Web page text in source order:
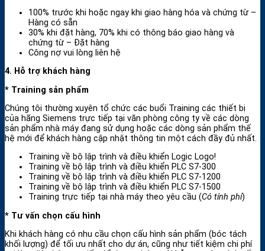
100% trước khi hoặc ngay khi giao hàng hóa và chứng từ –
Hàng có sẵn
30% khi đặt hàng, 70% khi có thông báo giao hàng và
chứng từ – Đặt hàng
Công nợ vui lòng liên hệ
4. Hỗ trợ khách hàng
* Training sản phẩm
Chúng tôi thường xuyên tổ chức các buổi Training các thiết bị
của hãng Siemens trực tiếp tại văn phòng công ty về các dòng
sản phẩm nhà máy đang sử dụng hoặc các dòng sản phẩm thế
hệ mới để khách hàng cập nhật thông tin một cách đầy đủ nhất.
Training về bộ lập trình và điều khiển Logic Logo!
Training về bộ lập trình và điều khiển PLC S7-300
Training về bộ lập trình và điều khiển PLC S7-1200
Training về bộ lập trình và điều khiển PLC S7-1500
Training trực tiếp tại nhà máy theo yêu cầu (Có tính phí)
* Tư vấn chọn cấu hình
Khi khách hàng có nhu cầu chọn cấu hình sản phẩm (bóc tách
khối lượng) để tối ưu nhất cho dự án, cũng như tiết kiệm chi phí